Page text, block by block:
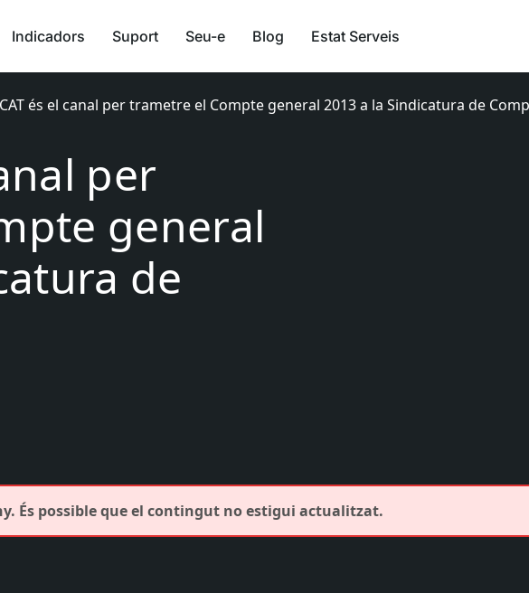
Indicadors Suport Seu-e Blog Estat Serveis
és el canal per trametre el Compte general 2013 a la Sindicatura de
per
general
de
És possible que el contingut no estigui actualitzat.